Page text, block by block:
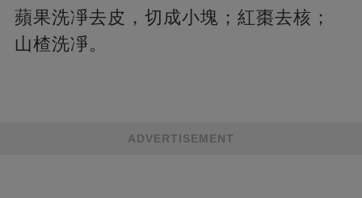
蘋果洗凈去皮，切成小塊；紅棗去核；
山楂洗凈。
ADVERTISEMENT